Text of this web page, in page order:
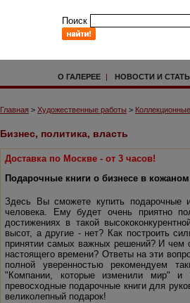
Поиск
О ГАЛЕРЕЕ | НОВОСТИ И
Главная > Художественные работы >
Бизнес, политика, власть
Доставка по Москве - от 3 часов!
Подарочные книги о бизнесе в кожаном
Здесь Вы сможете купить подарочные
человека. Ему будет очень приятно
достижениях в такой
высот, а другие - нет? Как построить
принятии самых важных решений? И чем
настоящего времени? Ответы на эти
полной уверенностью рекомендуем
"Компании, которые изменили мир" и
превосходные подарочные книги для
великолепный подарок!